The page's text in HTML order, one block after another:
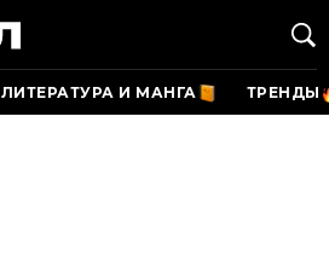
ЛИТЕРАТУРА И МАНГА ТРЕНДЫ